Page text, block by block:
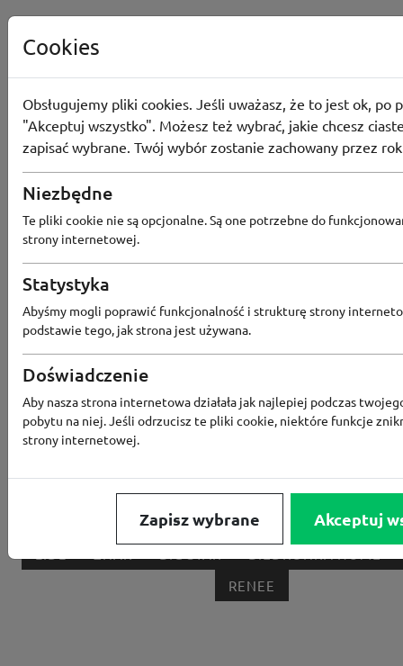
Popularne sklepy
RTV EURO AGD
MEDIA EXPERT
EOBUWIE
KOMPUTRONIK
BORN2BE
KOMFORT CCC SMYK
ERLI ANSWEAR 4F OLEOLE!
MEDIA MARKT ALLEGRO PAY
RENEE
Cookies
Obsługujemy pliki cookies. Jeśli uważasz, że to jest ok, po
"Akceptuj wszystko". Możesz też wybrać, jakie chcesz
zapisać wybrane. Twój wybór zostanie zachowany przez
Niezbędne
Te pliki cookie nie są opcjonalne. Są one potrzebne do
strony internetowej.
Statystyka
Abyśmy mogli poprawić funkcjonalność i strukturę strony
podstawie tego, jak strona jest używana.
Doświadczenie
Aby nasza strona internetowa działała jak najlepiej podczas
pobytu na niej. Jeśli odrzucisz te pliki cookie, niektóre funkcje
strony internetowej.
Zapisz wybrane Akceptuj